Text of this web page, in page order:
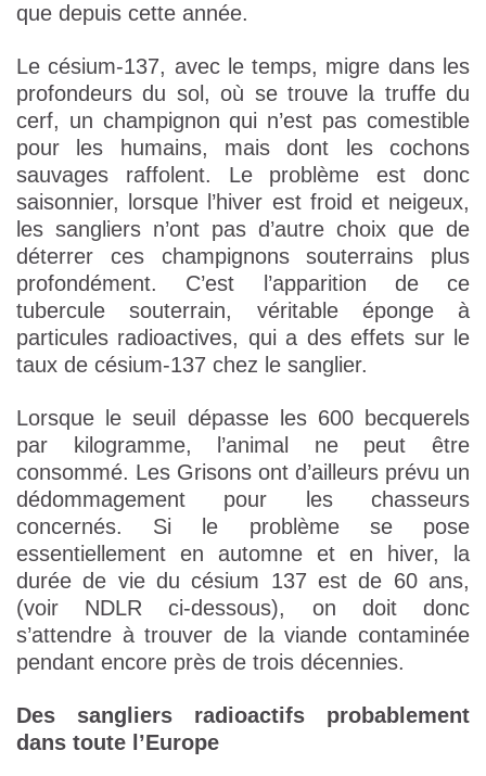
que depuis cette année.
Le césium-137, avec le temps, migre dans les
profondeurs du sol, où se trouve la truffe du
cerf, un champignon qui n’est pas comestible
pour les humains, mais dont les cochons
sauvages raffolent. Le problème est donc
saisonnier, lorsque l’hiver est froid et neigeux,
les sangliers n’ont pas d’autre choix que de
déterrer ces champignons souterrains plus
profondément. C’est l’apparition de ce
tubercule souterrain, véritable éponge à
particules radioactives, qui a des effets sur le
taux de césium-137 chez le sanglier.
Lorsque le seuil dépasse les 600 becquerels
par kilogramme, l’animal ne peut être
consommé. Les Grisons ont d’ailleurs prévu un
dédommagement pour les chasseurs
concernés. Si le problème se pose
essentiellement en automne et en hiver, la
durée de vie du césium 137 est de 60 ans,
(voir NDLR ci-dessous), on doit donc
s’attendre à trouver de la viande contaminée
pendant encore près de trois décennies.
Des sangliers radioactifs probablement
dans toute l’Europe